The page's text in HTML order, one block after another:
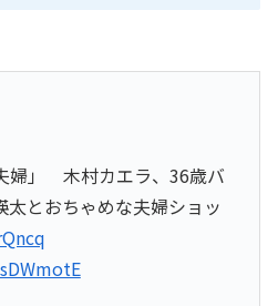
婦」 木村カエラ、36歳バ
太とおちゃめな夫婦ショッ